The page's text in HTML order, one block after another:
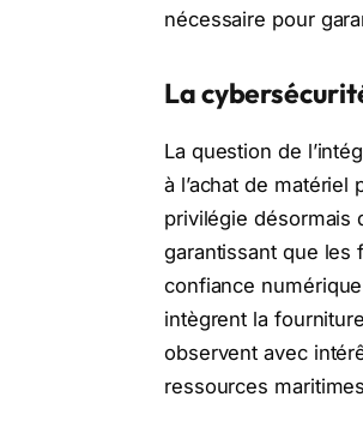
nécessaire pour
La
La question de
à l’achat de
privilégie désormais
garantissant que les
confiance
intègrent la
observent avec
ressources